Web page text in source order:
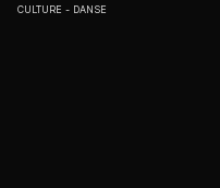
CULTURE DANSE